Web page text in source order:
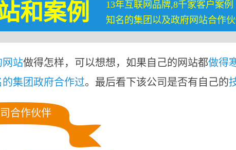
和案例
13年互联网品牌,8千家客户案例
知名的集团以及政府网站合作
网站做得怎样，可以想想，如果自己的网站都做得
的集团政府合作过。最后看下该公司是否有自己的
合作伙伴